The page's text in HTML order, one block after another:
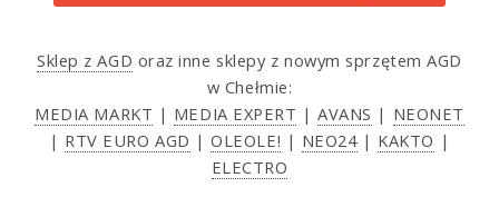
Sklep z AGD oraz inne sklepy z nowym sprzętem AGD
w Chełmie:
MEDIA MARKT | MEDIA EXPERT |AVANS | NEONET
| RTV EURO AGD |OLEOLE! | NEO24| KAKTO |
ELECTRO